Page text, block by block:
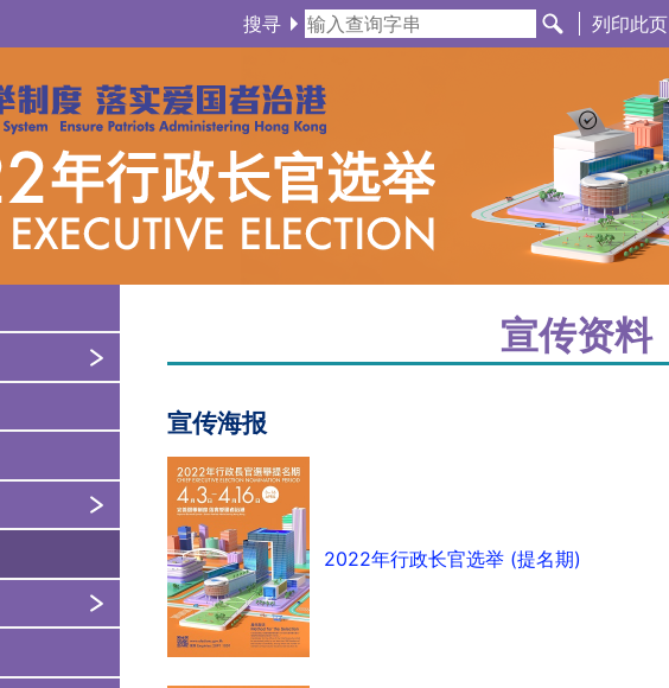
搜寻 列印此页
宣传资料
宣传海报
2022年行政长官选举 (提名期)